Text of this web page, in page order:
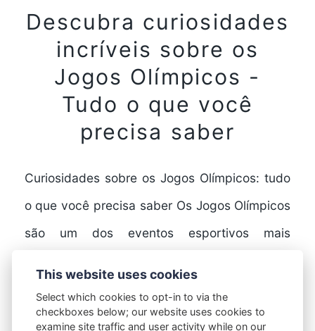
Descubra curiosidades
incríveis sobre os
Jogos Olímpicos -
Tudo o que você
precisa saber
Curiosidades sobre os Jogos Olímpicos: tudo
o que você precisa saber Os Jogos Olímpicos
são um dos eventos esportivos mais
FULL STORY
This website uses cookies
Select which cookies to opt-in to via the
checkboxes below; our website uses cookies to
examine site traffic and user activity while on our